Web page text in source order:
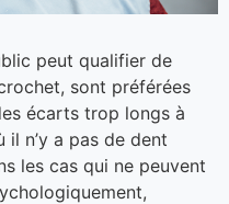
peut qualifier de
sont préférées
écarts trop longs à
il n’y a pas de dent
les cas qui ne peuvent